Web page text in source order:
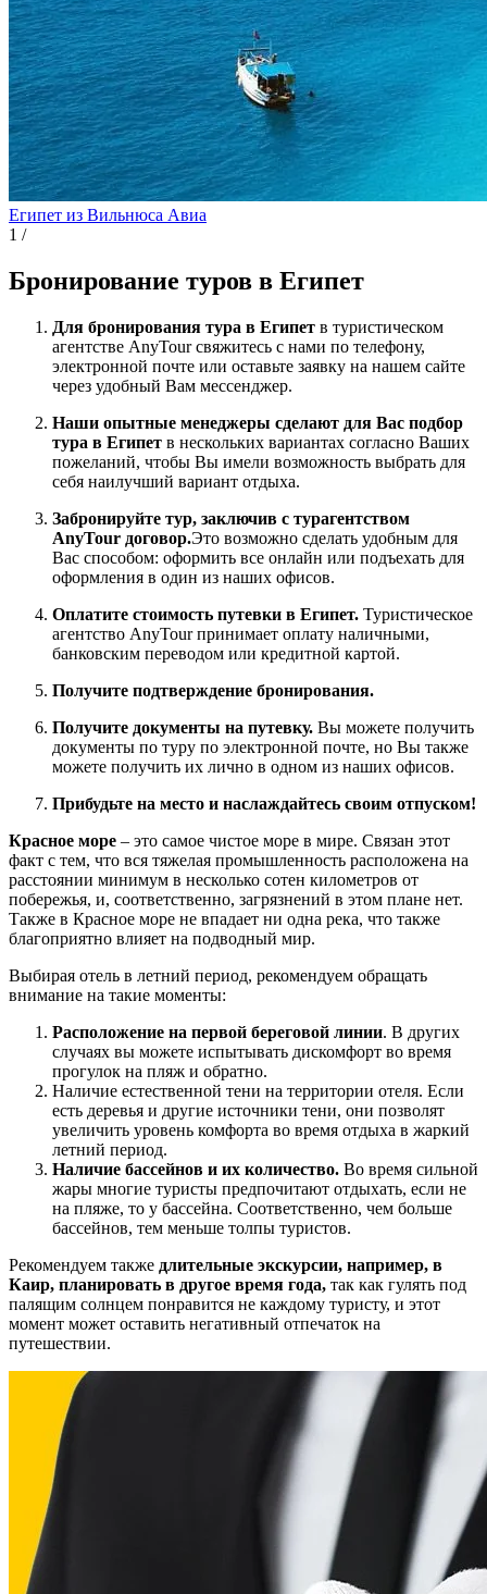
Египет из Вильнюса Авиа
1 /
Бронирование туров в Египет
Для бронирования тура в Египет в туристическом
агентстве AnyTour свяжитесь с нами по телефону,
электронной почте или оставьте заявку на нашем сайте
через удобный Вам мессенджер.
Наши опытные менеджеры сделают для Вас подбор
тура в Египет в нескольких вариантах согласно Ваших
пожеланий, чтобы Вы имели возможность выбрать для
себя наилучший вариант отдыха.
Забронируйте тур, заключив с турагентством
AnyTour договор.Это возможно сделать удобным для
Вас способом: оформить все онлайн или подъехать для
оформления в один из наших офисов.
Оплатите стоимость путевки в Египет. Туристическое
агентство AnyTour принимает оплату наличными,
банковским переводом или кредитной картой.
Получите подтверждение бронирования.
Получите документы на путевку. Вы можете получить
документы по туру по электронной почте, но Вы также
можете получить их лично в одном из наших офисов.
Прибудьте на место и наслаждайтесь своим отпуском!
Красное море – это самое чистое море в мире. Связан этот
факт с тем, что вся тяжелая промышленность расположена на
расстоянии минимум в несколько сотен километров от
побережья, и, соответственно, загрязнений в этом плане нет.
Также в Красное море не впадает ни одна река, что также
благоприятно влияет на подводный мир.
Выбирая отель в летний период, рекомендуем обращать
внимание на такие моменты:
Расположение на первой береговой линии. В других
случаях вы можете испытывать дискомфорт во время
прогулок на пляж и обратно.
Наличие естественной тени на территории отеля. Если
есть деревья и другие источники тени, они позволят
увеличить уровень комфорта во время отдыха в жаркий
летний период.
Наличие бассейнов и их количество. Во время сильной
жары многие туристы предпочитают отдыхать, если не
на пляже, то у бассейна. Соответственно, чем больше
бассейнов, тем меньше толпы туристов.
Рекомендуем также длительные экскурсии, например, в
Каир, планировать в другое время года, так как гулять под
палящим солнцем понравится не каждому туристу, и этот
момент может оставить негативный отпечаток на
путешествии.